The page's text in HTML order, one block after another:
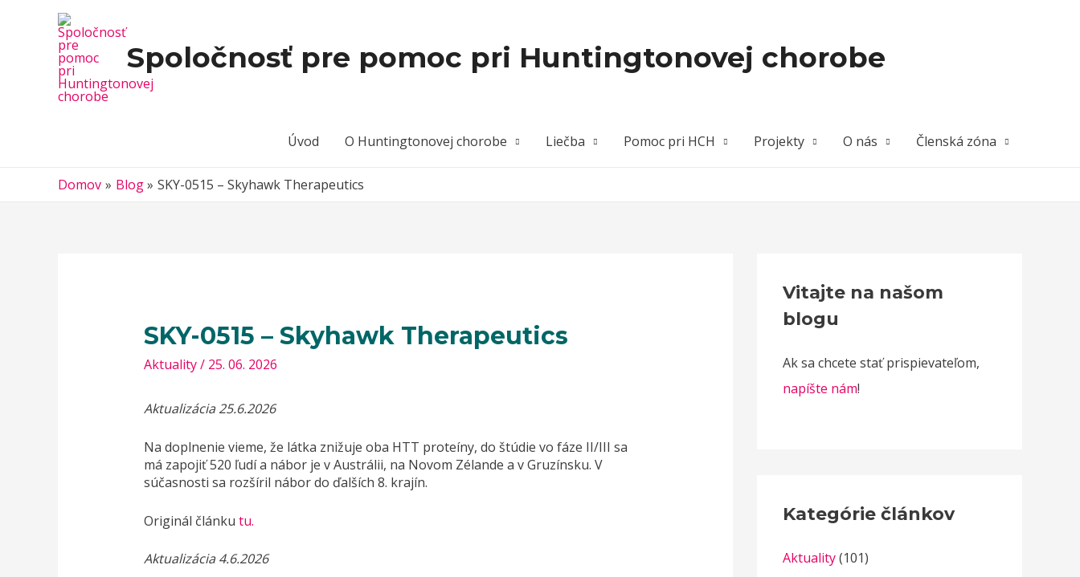
Spoločnosť pre pomoc pri Huntingtonovej chorobe
Úvod O Huntingtonovej chorobe Liečba Pomoc pri HCH Projekty O nás Členská zóna
Domov Blog SKY-0515 – Skyhawk Therapeutics
SKY-0515 – Skyhawk Therapeutics
Aktuality/ 25. 06. 2026
Aktualizácia 25.6.2026
Na doplnenie vieme, že látka znižuje oba HTT proteíny, do štúdie vo fáze II/III sa
má zapojiť 520 ľudí a nábor je v Austrálii, na Novom Zélande a v Gruzínsku. V
súčasnosti sa rozšíril nábor do ďalších 8. krajín.
Originál článku tu.
Aktualizácia 4.6.2026
Vitajte na našom
blogu
Ak sa chcete stať prispievateľom,
napíšte nám!
Kategórie článkov
Aktuality(101)